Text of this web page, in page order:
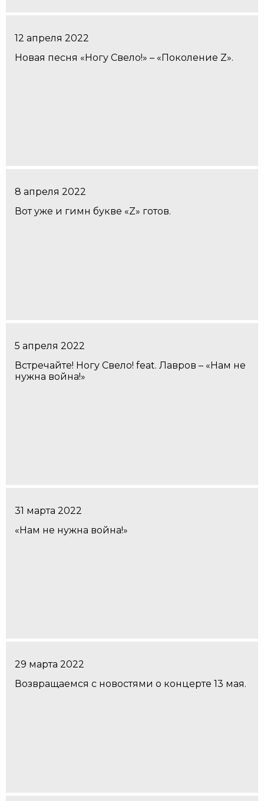
12 апреля 2022
Новая песня «Ногу Свело!» – «Поколение Z».
8 апреля 2022
Вот уже и гимн букве «Z» готов.
5 апреля 2022
Встречайте! Ногу Свело! feat. Лавров – «Нам не
нужна война!»
31 марта 2022
«Нам не нужна война!»
29 марта 2022
Возвращаемся с новостями о концерте 13 мая.